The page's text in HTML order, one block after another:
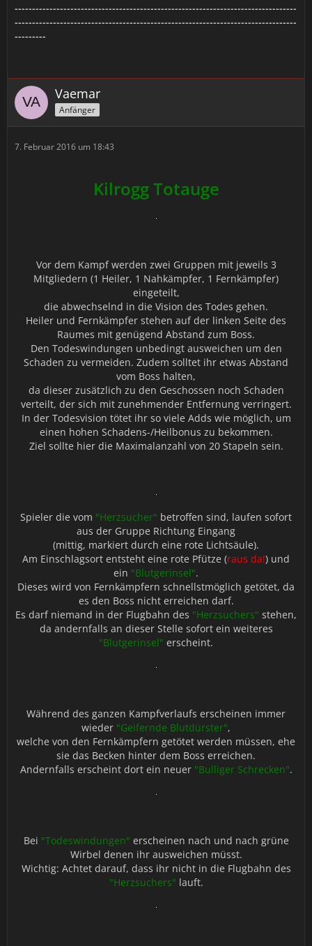
---------------------------------------------------------------------------------
---------------------------------------------------------------------------------
---------
Vaemar
Anfänger
7. Februar 2016 um 18:43
Kilrogg Totauge
Vor dem Kampf werden zwei Gruppen mit jeweils 3
Mitgliedern (1 Heiler, 1 Nahkämpfer, 1 Fernkämpfer)
eingeteilt,
die abwechselnd in die Vision des Todes gehen.
Heiler und Fernkämpfer stehen auf der linken Seite des
Raumes mit genügend Abstand zum Boss.
Den Todeswindungen unbedingt ausweichen um den
Schaden zu vermeiden. Zudem solltet ihr etwas Abstand
vom Boss halten,
da dieser zusätzlich zu den Geschossen noch Schaden
verteilt, der sich mit zunehmender Entfernung verringert.
In der Todesvision tötet ihr so viele Adds wie möglich, um
einen hohen Schadens-/Heilbonus zu bekommen.
Ziel sollte hier die Maximalanzahl von 20 Stapeln sein.
Spieler die vom "Herzsucher" betroffen sind, laufen sofort
aus der Gruppe Richtung Eingang
(mittig, markiert durch eine rote Lichtsäule).
Am Einschlagsort entsteht eine rote Pfütze (raus da!) und
ein "Blutgerinsel".
Dieses wird von Fernkämpfern schnellstmöglich getötet, da
es den Boss nicht erreichen darf.
Es darf niemand in der Flugbahn des "Herzsuchers" stehen,
da andernfalls an dieser Stelle sofort ein weiteres
"Blutgerinsel" erscheint.
Während des ganzen Kampfverlaufs erscheinen immer
wieder "Geifernde Blutdürster",
welche von den Fernkämpfern getötet werden müssen, ehe
sie das Becken hinter dem Boss erreichen.
Andernfalls erscheint dort ein neuer "Bulliger Schrecken".
Bei "Todeswindungen" erscheinen nach und nach grüne
Wirbel denen ihr ausweichen müsst.
Wichtig: Achtet darauf, dass ihr nicht in die Flugbahn des
"Herzsuchers" lauft.